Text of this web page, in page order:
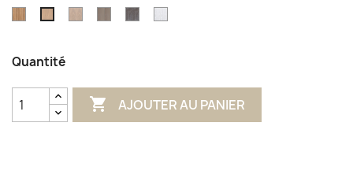
chêne
Quantité
 AJOUTER AU PANIER